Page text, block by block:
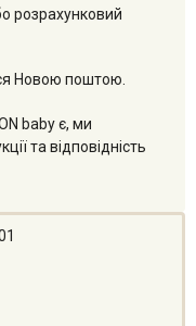
розрахунковий
Новою поштою.
baby є, ми
та відповідність